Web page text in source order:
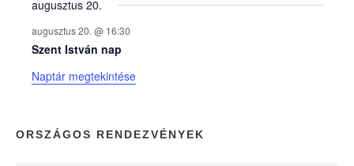
k
n
a
p
augusztus 20.
augusztus 20. @ 16:30
Szent István nap
Naptár megtekintése
ORSZÁGOS RENDEZVÉNYEK